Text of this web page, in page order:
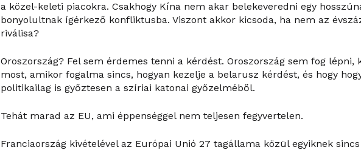
a közel-keleti piacokra. Csakhogy Kína nem akar belekeveredni egy
bonyolultnak ígérkező konfliktusba. Viszont akkor kicsoda, ha nem az
riválisa?
Oroszország? Fel sem érdemes tenni a kérdést. Oroszország sem fog lépni,
most, amikor fogalma sincs, hogyan kezelje a belarusz kérdést, és hogy
politikailag is győztesen a szíriai katonai győzelméből.
Tehát marad az EU, ami éppenséggel nem teljesen fegyvertelen.
Franciaország kivételével az Európai Unió 27 tagállama közül egyiknek